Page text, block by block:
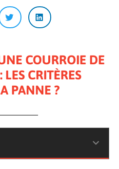
COURROIE DE
CRITÈRES
PANNE ?